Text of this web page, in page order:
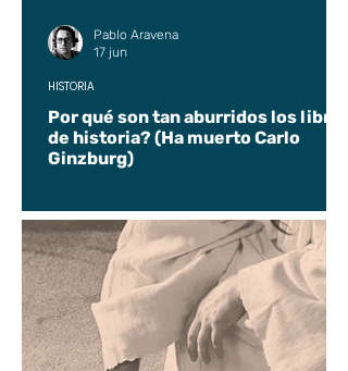
Por qué son tan aburridos los libros
de historia? (Ha muerto Carlo
Ginzburg)
HISTORIA
Pablo Aravena
17 jun